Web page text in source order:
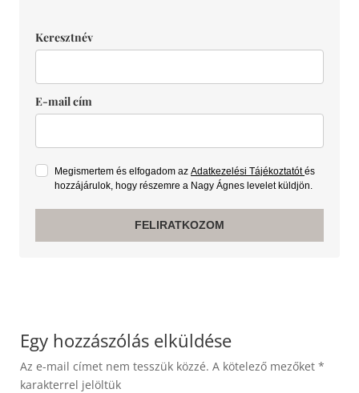
Keresztnév
E-mail cím
Megismertem és elfogadom az Adatkezelési Tájékoztatótés
hozzájárulok, hogy részemre a Nagy Ágnes levelet küldjön.
FELIRATKOZOM
Egy hozzászólás elküldése
Az e-mail címet nem tesszük közzé. A kötelező mezőket *
karakterrel jelöltük